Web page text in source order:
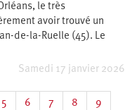
le très
avoir trouvé un
de-la-Ruelle (45). Le
Samedi 17 janvier 2026
Page
5 Page
6 Page
7 Page
8 Page
9